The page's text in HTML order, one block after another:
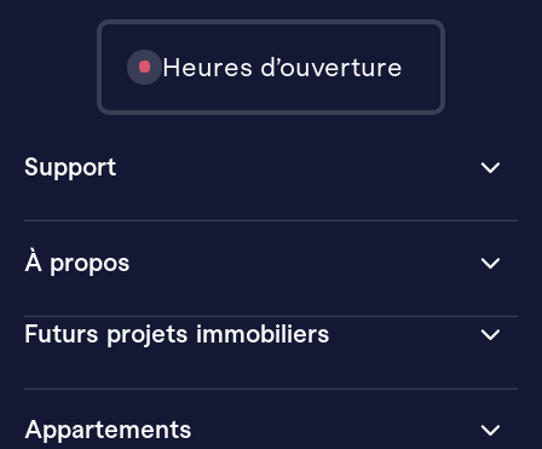
À propos
Futurs projets immobiliers
Appartements
Heures d’ouverture
Support